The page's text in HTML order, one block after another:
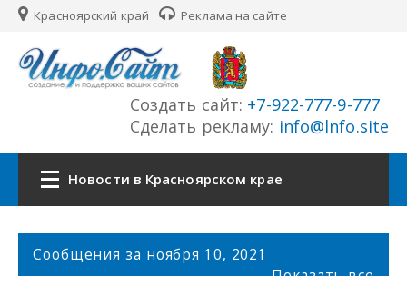
Красноярский край Реклама на сайте
Создать сайт: +7-922-777-9-777
Сделать рекламу: info@lnfo.site
Новости в Красноярском крае
Главная
Сообщения за ноября 10, 2021
Показать все